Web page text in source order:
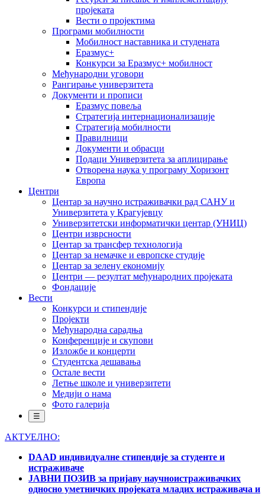
пројеката
Вести о пројектима
Програми мобилности
Мобилност наставника и студената
Еразмус+
Конкурси за Еразмус+ мобилност
Међународни уговори
Рангирање универзитета
Документи и прописи
Еразмус повеља
Стратегија интернационализације
Стратегија мобилности
Правилници
Документи и обрасци
Подаци Универзитета за аплицирање
Отворена наука у програму Хоризонт
Европа
Центри
Центар за научно истраживачки рад САНУ и
Универзитета у Крагујевцу
Универзитетски информатички центар (УНИЦ)
Центри изврсности
Центар за трансфер технологија
Центар за немачке и европске студије
Центар за зелену економију
Центри — резултат међународних пројеката
Фондације
Вести
Конкурси и стипендије
Пројекти
Међународна сарадња
Конференције и скупови
Изложбе и концерти
Студентска дешавања
Остале вести
Летње школе и универзитети
Медији о нама
Фото галерија
☰
АКТУЕЛНО:
DAAD индивидуалне стипендије за студенте и
истраживаче
ЈАВНИ ПОЗИВ за пријаву научноистраживачких
односно уметничких пројеката младих истраживача и